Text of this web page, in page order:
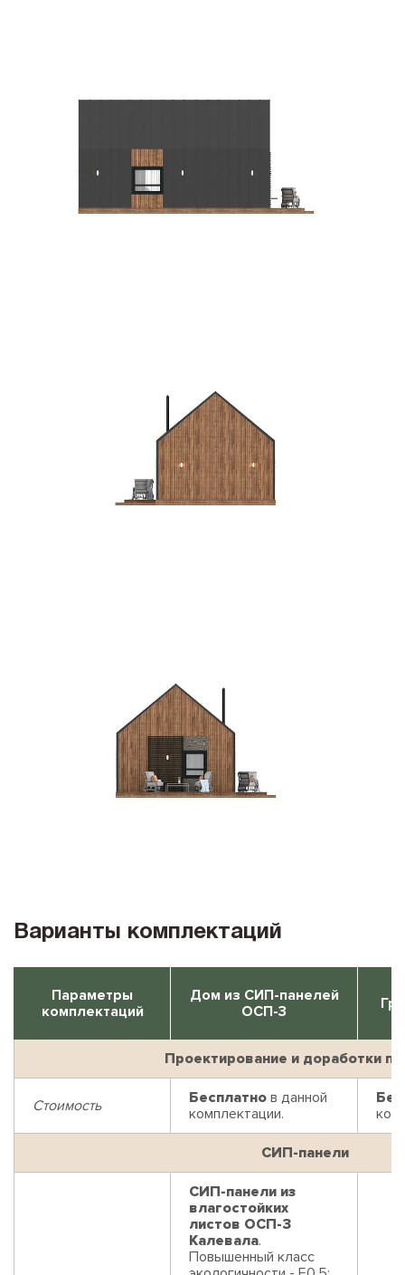
Варианты комплектаций
Параметры
комплектаций
Дом из СИП-панелей
ОСП-3
Проектирование и доработки
Стоимость Бесплатно в данной
комплектации.
СИП-панели
СИП-панели из
влагостойких
листов ОСП-3
Калевала.
Повышенный класс